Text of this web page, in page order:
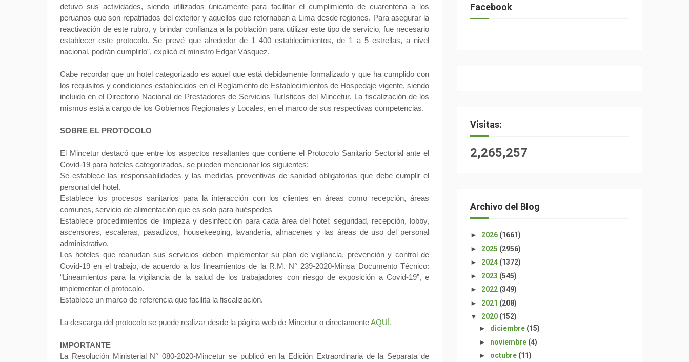
detuvo sus actividades, siendo utilizados únicamente para facilitar el cumplimiento de cuarentena a los
peruanos que son repatriados del exterior y aquellos que retornaban a Lima desde regiones. Para asegurar la
reactivación de este rubro, y brindar confianza a la población para utilizar este tipo de servicio, fue necesario
establecer este protocolo. Se prevé que alrededor de 1 400 establecimientos, de 1 a 5 estrellas, a nivel
nacional, podrán cumplirlo”, explicó el ministro Edgar Vásquez.
Cabe recordar que un hotel categorizado es aquel que está debidamente formalizado y que ha cumplido con
los requisitos y condiciones establecidos en el Reglamento de Establecimientos de Hospedaje vigente, siendo
incluido en el Directorio Nacional de Prestadores de Servicios Turísticos del Mincetur. La fiscalización de los
mismos está a cargo de los Gobiernos Regionales y Locales, en el marco de sus respectivas competencias.
SOBRE EL PROTOCOLO
El Mincetur destacó que entre los aspectos resaltantes que contiene el Protocolo Sanitario Sectorial ante el
Covid-19 para hoteles categorizados, se pueden mencionar los siguientes:
Se establece las responsabilidades y las medidas preventivas de sanidad obligatorias que debe cumplir el
personal del hotel.
Establece los procesos sanitarios para la interacción con los clientes en áreas como recepción, áreas
comunes, servicio de alimentación que es solo para huéspedes
Establece procedimientos de limpieza y desinfección para cada área del hotel: seguridad, recepción, lobby,
ascensores, escaleras, pasadizos, housekeeping, lavandería, almacenes y las áreas de uso del personal
administrativo.
Los hoteles que reanudan sus servicios deben implementar su plan de vigilancia, prevención y control de
Covid-19 en el trabajo, de acuerdo a los lineamientos de la R.M. N° 239-2020-Minsa Documento Técnico:
“Lineamientos para la vigilancia de la salud de los trabajadores con riesgo de exposición a Covid-19”, e
implementar el protocolo.
Establece un marco de referencia que facilita la fiscalización.
La descarga del protocolo se puede realizar desde la página web de Mincetur o directamenteAQUÍ.
IMPORTANTE
La Resolución Ministerial N° 080-2020-Mincetur se publicó en la Edición Extraordinaria de la Separata de
Facebook
Visitas:
2,265,257
Archivo del Blog
► 2026 (1661)
► 2025 (2956)
► 2024 (1372)
► 2023 (545)
► 2022 (349)
► 2021 (208)
▼ 2020 (152)
► diciembre (15)
► noviembre (4)
► octubre (11)